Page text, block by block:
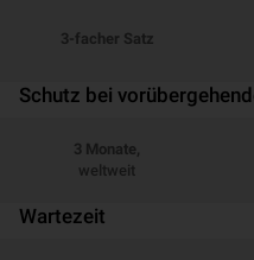
3-facher Satz
Schutz bei
3 Monate,
weltweit
Wartezeit